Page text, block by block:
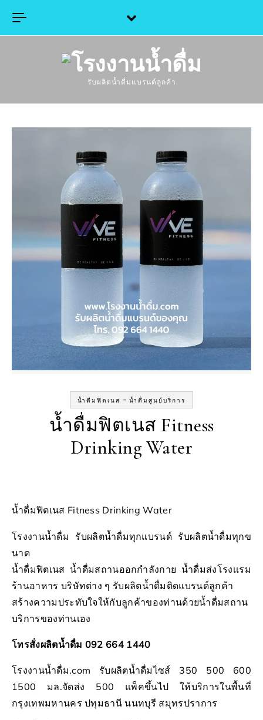
รับผลิตน้ำดื่มแบรนด์ลูกค้า
น้ำดื่มฟิตเนส - น้ำดื่มศูนย์บริการ
น้ำดื่มฟิตเนส Fitness
Drinking Water
น้ำดื่มฟิตเนส Fitness Drinking Water
โรงงานน้ำดื่ม รับผลิตน้ำดื่มทุกแบรนด์ รับผลิตน้ำดื่มทุกข
นาด
น้ำดื่มฟิตเนส น้ำดื่มสถานออกกำลังกาย น้ำดื่มส่งโรงเเรม
ร้านอาหาร บริษัทต่าง ๆ รับผลิตน้ำดื่มติดแบรนด์ลูกค้า
สร้างความประทับใจให้กับลูกค้าของท่านด้วยน้ำดื่มสถาน
บริการของท่านเอง
โทรสั่งผลิตน้ำดื่ม 092 664 1440
โรงงานน้ำดื่ม.com รับผลิตน้ำดื่มไซส์ 350 500 600
1500 มล.จัดส่ง 500 แพ็คขึ้นไป ให้บริการในพื้นที่
กรุงเทพมหานคร ปทุมธานี นนทบุรี สมุทรปราการ